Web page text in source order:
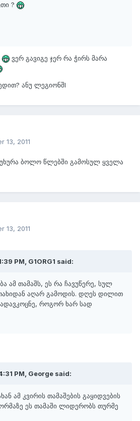
?
ვერ გავიგე ჯერ რა ჭირს მარა
ანუ ლეგიონშI
13, 2011
ბოლო წლებში გამოსულ ყველა
13, 2011
PM, G1ORG1 said:
ამ თამაშს, ეს რა ჩავუწერე, სულ
აღარ გამოდის. დღეს დილით
როგორ ხარ სად
PM, George said:
ამ კვირის თამაშების გაყიდვების
ეს თამაში ლიდერობს თურმე